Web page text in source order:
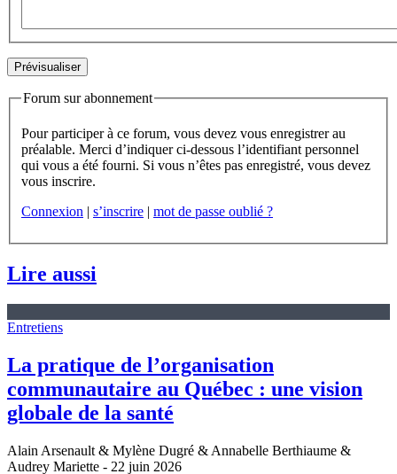
Forum sur abonnement
Pour participer à ce forum, vous devez vous enregistrer au
préalable. Merci d’indiquer ci-dessous l’identifiant personnel
qui vous a été fourni. Si vous n’êtes pas enregistré, vous devez
vous inscrire.
Connexion | s’inscrire | mot de passe oublié ?
Lire aussi
Entretiens
La pratique de l’organisation
communautaire au Québec : une vision
globale de la santé
Alain Arsenault & Mylène Dugré & Annabelle Berthiaume &
Audrey Mariette - 22 juin 2026